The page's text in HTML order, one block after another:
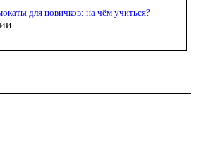
для новичков: на чём учиться?